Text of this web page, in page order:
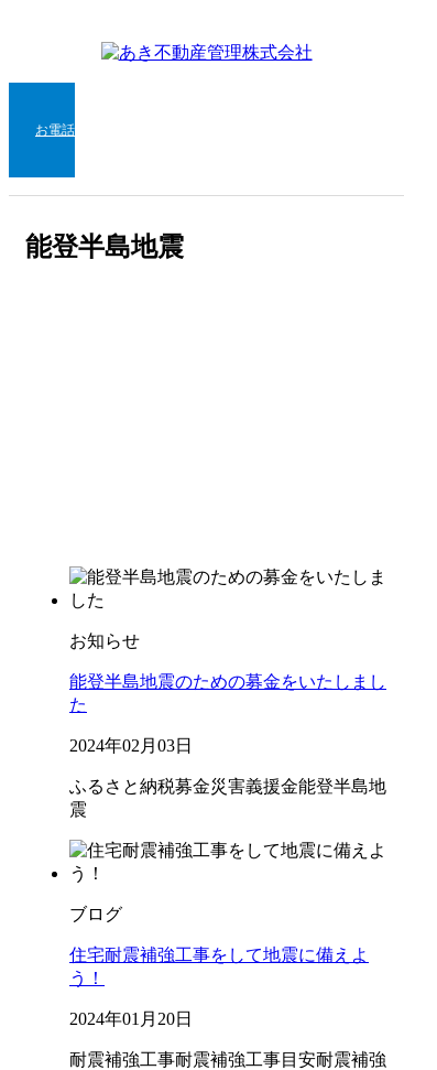
お電話
能登半島地震
お知らせ
能登半島地震のための募金をいたしまし
た
2024年02月03日
ふるさと納税募金災害義援金能登半島地
震
ブログ
住宅耐震補強工事をして地震に備えよ
う！
2024年01月20日
耐震補強工事耐震補強工事目安耐震補強